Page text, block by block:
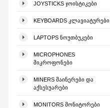
JOYSTICKS ᲯᲝᲘᲡᲢᲘᲙᲔᲑᲘ
KEYBOARDS ᲙᲚᲐᲕᲘᲐᲢᲣᲠᲔᲑᲘ
LAPTOPS ᲜᲝᲣᲗᲑᲣᲙᲔᲑᲘ
MICROPHONES
ᲛᲘᲙᲠᲝᲤᲝᲜᲔᲑᲘ
MINERS ᲛᲐᲘᲜᲔᲠᲔᲑᲘ ᲓᲐ
ᲐᲥᲡᲔᲡᲣᲐᲠᲔᲑᲘ
MONITORS ᲛᲝᲜᲘᲢᲝᲠᲔᲑᲘ